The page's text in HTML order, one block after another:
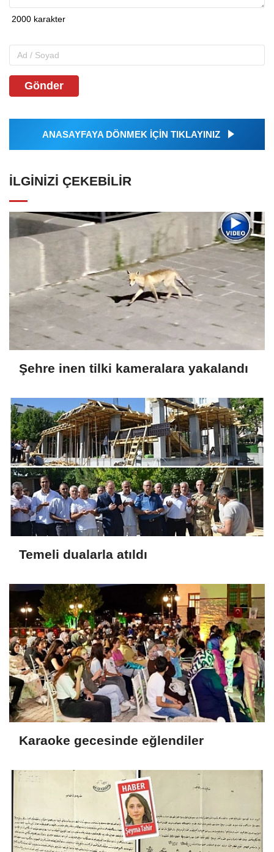
Gönder
ANASAYFAYA DÖNMEK İÇİN TIKLAYINIZ
İLGINIZI ÇEKEBILIR
Şehre inen tilki kameralara yakalandı
Temeli dualarla atıldı
Karaoke gecesinde eğlendiler